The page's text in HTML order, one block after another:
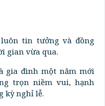
tin tưởng và đồng
gian vừa qua.
gia đình một năm mới
trọn niềm vui, hạnh
kỳ nghỉ lễ.